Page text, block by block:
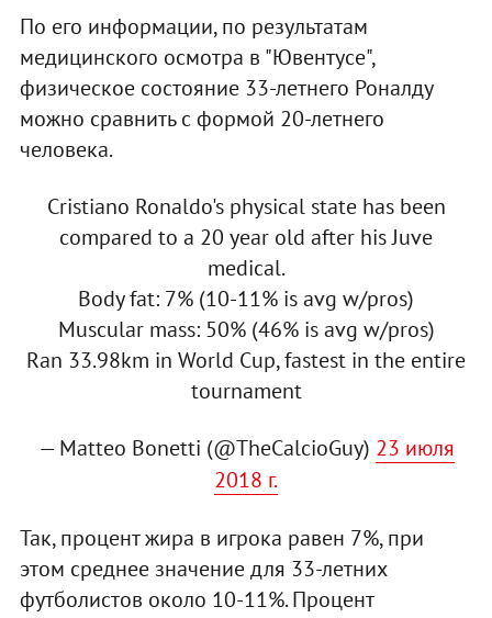
По его информации, по результатам
медицинского осмотра в "Ювентусе",
физическое состояние 33-летнего Роналду
можно сравнить с формой 20-летнего
человека.
Cristiano Ronaldo's physical state has been
compared to a 20 year old after his Juve
medical.
Body fat: 7% (10-11% is avg w/pros)
Muscular mass: 50% (46% is avg w/pros)
Ran 33.98km in World Cup, fastest in the entire
tournament
— Matteo Bonetti (@TheCalcioGuy) 23 июля
2018 г.
Так, процент жира в игрока равен 7%, при
этом среднее значение для 33-летних
футболистов около 10-11%. Процент